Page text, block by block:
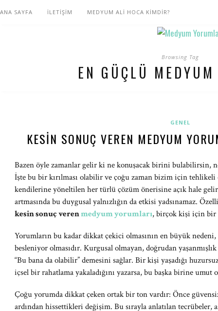
ANA SAYFA İLETİŞİM MEDYUM ALİ HOCA KİMDİR?
Browsing Tag
EN GÜÇLÜ
GENEL
KESIN SONUÇ VEREN MEDYUM
Bazen öyle zamanlar gelir ki ne konuşacak birini bulabilirsin,
İşte bu bir kırılması olabilir ve çoğu zaman bizim için
kendilerine yöneltilen her türlü çözüm önerisine açık hale
artmasında bu duygusal yalnızlığın da etkisi yadsınamaz.
kesin sonuç verenmedyum yorumları, birçok kişi için bir
Yorumların bu kadar dikkat çekici olmasının en büyük
besleniyor olmasıdır. Kurgusal olmayan, doğrudan
“Bu bana da olabilir” demesini sağlar. Bir kişi yaşadığı
içsel bir rahatlama yakaladığını yazarsa, bu başka birine umut
Çoğu yorumda dikkat çeken ortak bir ton vardır: Önce
ardından hissettikleri değişim. Bu sırayla anlatılan